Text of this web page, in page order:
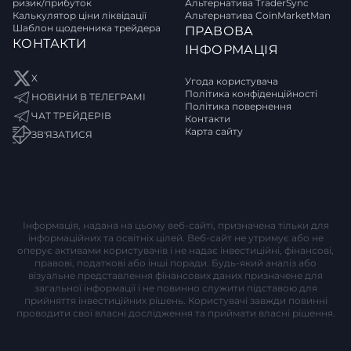
ризик/прибуток
Калькулятор ціни ліквідації
Шаблон щоденника трейдера
КОНТАКТИ
X
НОВИНИ В ТЕЛЕГРАМІ
ЧАТ ТРЕЙДЕРІВ
ЗВ'ЯЗАТИСЯ
Альтернатива TraderSync
Альтернатива CoinMarketMan
ПРАВОВА
ІНФОРМАЦІЯ
Угода користувача
Політика конфіденційності
Політика повернення
Контакти
Карта сайту
Інформація, надана на цьому веб-сайті, призначена тільки для
інформаційних та освітніх цілей. Веб-сайт не утримує або не
оперує активами користувачів і не надає інвестиційні, фінансові,
правові, податкові або інші поради. Будь-який аналіз або
візуальне представлення фінансових даних призначене для
загальної інформації і не повинно служити підставою для
прийняття інвестиційних рішень. Користувачі завжди повинні
проводити свої власні дослідження та приймати власні рішення.